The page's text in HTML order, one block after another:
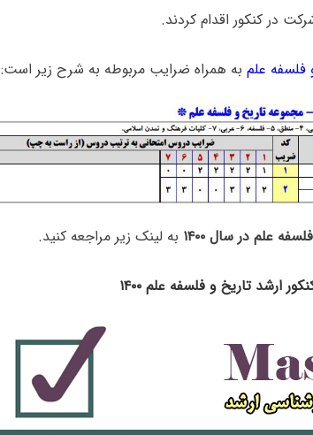
در کنکور اقدام کردند.
فلسفه علم به همراه ضرایب مربوطه به شرح زیر است:
علم در سال ۱۴۰۰ به لینک زیر مراجعه کنید.
ارشد تاریخ و فلسفه علم ۱۴۰۰